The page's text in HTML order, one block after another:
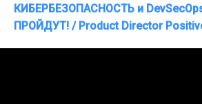
КИБЕРБЕЗОПАСНОСТЬ и
ПРОЙДУТ! / Product Director